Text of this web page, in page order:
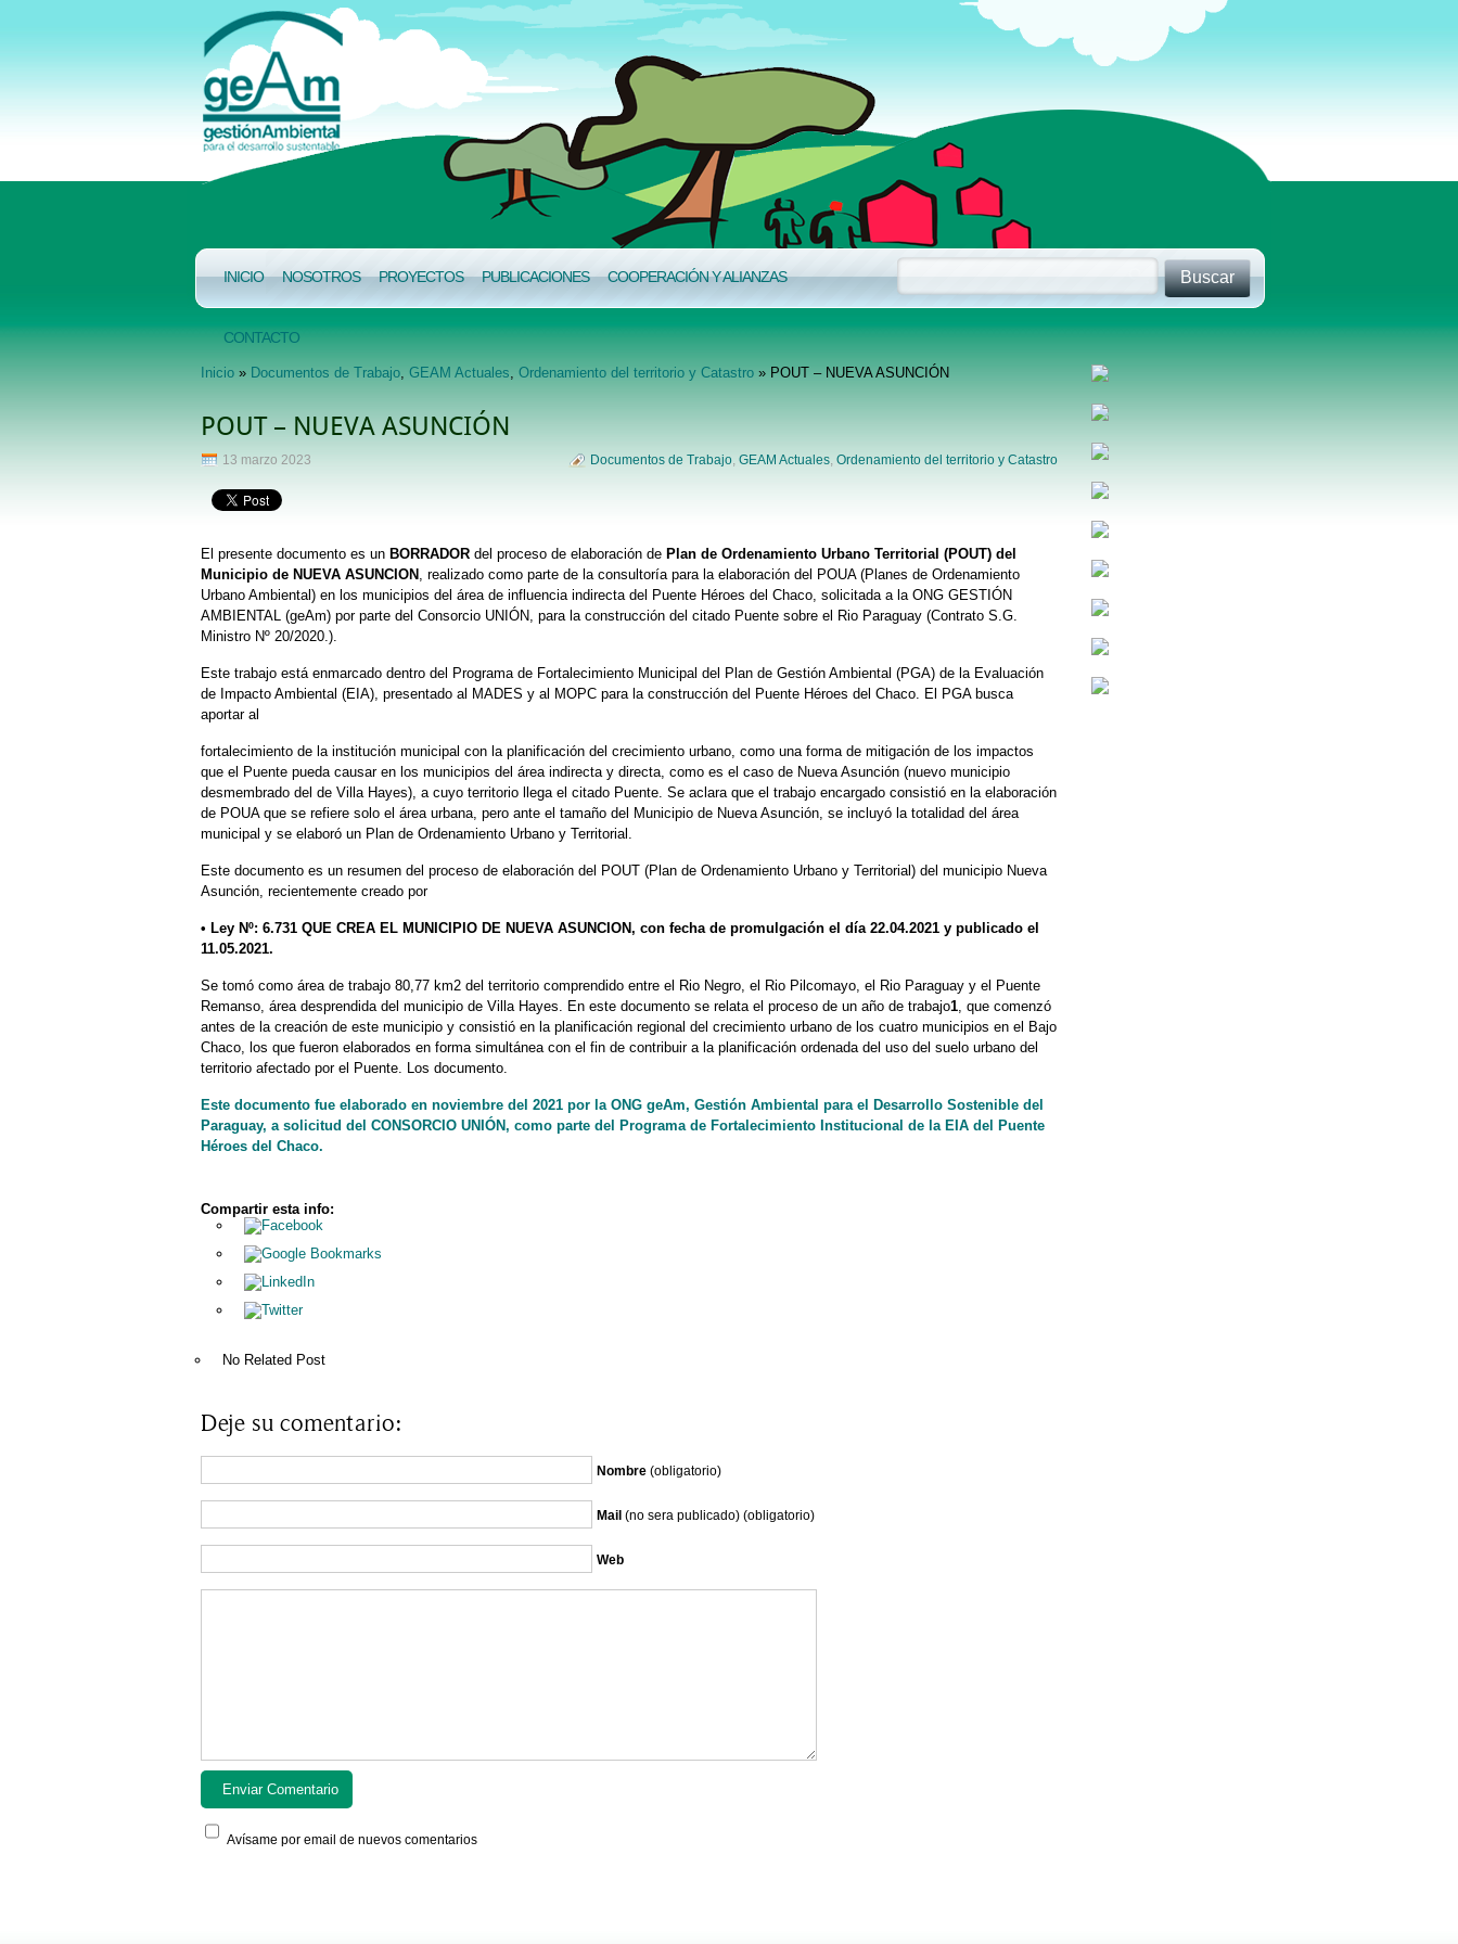
INICIO NOSOTROS PROYECTOS PUBLICACIONES COOPERACIÓN Y ALIANZAS
CONTACTO
Inicio» Documentos de Trabajo, GEAM Actuales, Ordenamiento del territorio y Catastro» POUT – NUEVA ASUNCIÓN
POUT – NUEVA ASUNCIÓN
13 marzo 2023 Documentos de Trabajo, GEAM Actuales, Ordenamiento del territorio y Catastro
El presente documento es un BORRADORdel proceso de elaboración de Plan de Ordenamiento Urbano Territorial (POUT) del
Municipio de NUEVA ASUNCION , realizado como parte de la consultoría para la elaboración del POUA (Planes de Ordenamiento
Urbano Ambiental) en los municipios del área de influencia indirecta del Puente Héroes del Chaco, solicitada a la ONG GESTIÓN
AMBIENTAL (geAm) por parte del Consorcio UNIÓN, para la construcción del citado Puente sobre el Rio Paraguay (Contrato S.G.
Ministro Nº 20/2020.).
Este trabajo está enmarcado dentro del Programa de Fortalecimiento Municipal del Plan de Gestión Ambiental (PGA) de la Evaluación
de Impacto Ambiental (EIA), presentado al MADES y al MOPC para la construcción del Puente Héroes del Chaco. El PGA busca
aportar al
fortalecimiento de la institución municipal con la planificación del crecimiento urbano, como una forma de mitigación de los impactos
que el Puente pueda causar en los municipios del área indirecta y directa, como es el caso de Nueva Asunción (nuevo municipio
desmembrado del de Villa Hayes), a cuyo territorio llega el citado Puente. Se aclara que el trabajo encargado consistió en la elaboración
de POUA que se refiere solo el área urbana, pero ante el tamaño del Municipio de Nueva Asunción, se incluyó la totalidad del área
municipal y se elaboró un Plan de Ordenamiento Urbano y Territorial.
Este documento es un resumen del proceso de elaboración del POUT (Plan de Ordenamiento Urbano y Territorial) del municipio Nueva
Asunción, recientemente creado por
• Ley Nº: 6.731 QUE CREA EL MUNICIPIO DE NUEVA ASUNCION, con fecha de promulgación el día 22.04.2021 y publicado el
11.05.2021.
Se tomó como área de trabajo 80,77 km2 del territorio comprendido entre el Rio Negro, el Rio Pilcomayo, el Rio Paraguay y el Puente
Remanso, área desprendida del municipio de Villa Hayes. En este documento se relata el proceso de un año de trabajo1, que comenzó
antes de la creación de este municipio y consistió en la planificación regional del crecimiento urbano de los cuatro municipios en el Bajo
Chaco, los que fueron elaborados en forma simultánea con el fin de contribuir a la planificación ordenada del uso del suelo urbano del
territorio afectado por el Puente. Los documento.
Este documento fue elaborado en noviembre del 2021 por la ONG geAm, Gestión Ambiental para el Desarrollo Sostenible del
Paraguay, a solicitud del CONSORCIO UNIÓN, como parte del Programa de Fortalecimiento Institucional de la EIA del Puente
Héroes del Chaco.
Compartir esta info:
No Related Post
Deje su comentario:
Nombre(obligatorio)
Mail(no sera publicado) (obligatorio)
Web
Avísame por email de nuevos comentarios